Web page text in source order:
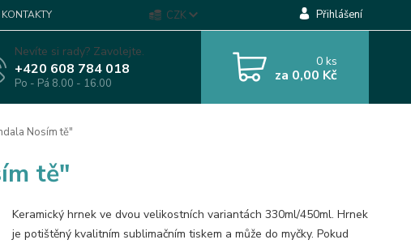
KONTAKTY CZK Přihlášení
Nevíte si rady? Zavolejte.
+420 608 784 018
Po - Pá 8.00 - 16.00
0ks
za 0,00 Kč
Nosím tě"
tě"
Keramický hrnek ve dvou velikostních variantách 330ml/450ml. Hrnek
je potištěný kvalitním sublimačním tiskem a může do myčky. Pokud